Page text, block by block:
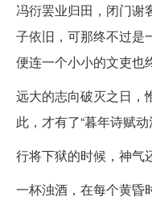
冯衍罢业归田，闭门谢
子依旧，可那终不过是
便连一个小小的文吏也
远大的志向破灭之日，
此，才有了“暮年诗赋动
行将下狱的时候，神气
一杯浊酒，在每个黄昏